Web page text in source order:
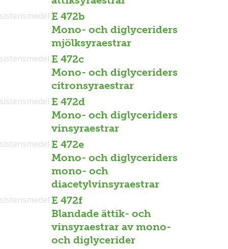
E 472b
Mono- och diglyceriders
mjölksyraestrar
E 472c
Mono- och diglyceriders
citronsyraestrar
E 472d
Mono- och diglyceriders
vinsyraestrar
E 472e
Mono- och diglyceriders
mono- och
diacetylvinsyraestrar
E 472f
Blandade ättik- och
vinsyraestrar av mono-
och diglycerider